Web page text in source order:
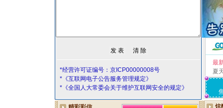
*经营许可证编号：京ICP00000008号
*《互联网电子公告服务管理规定》
*《全国人大常委会关于维护互联网安全的规定》
最
夏